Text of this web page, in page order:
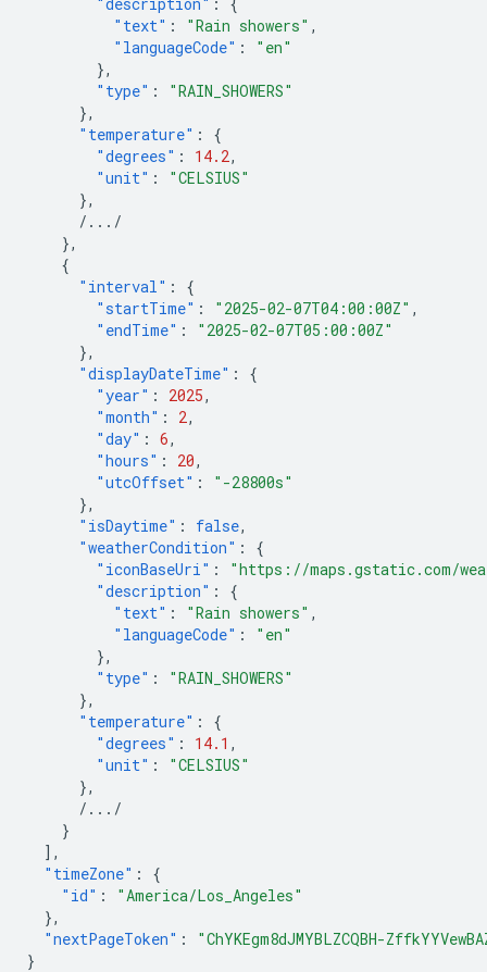
"text" : "Rain showers" ,
"languageCode" :
"en"
},
"type" :
"RAIN_SHOWERS"
},
"temperature" :
{
"degrees" : 14.2,
"unit" :
"CELSIUS"
},
/.../
},
{
"interval" :
{
"startTime" : "2025-02-07T04:00:00Z" ,
"endTime" :
"2025-02-07T05:00:00Z"
},
"displayDateTime" :
{
"year" : 2025,
"month" : 2,
"day" : 6,
"hours" : 20,
"utcOffset" :
"-28800s"
},
"isDaytime" : false,
"weatherCondition" :
{
"iconBaseUri" :
"https://maps.gstatic.com/
"description" :
{
"text" : "Rain showers" ,
"languageCode" :
"en"
},
"type" :
"RAIN_SHOWERS"
},
"temperature" :
{
"degrees" : 14.1 ,
"unit" :
"CELSIUS"
},
/.../
}
],
"timeZone" :
{
"id" :
"America/Los_Angeles"
},
"nextPageToken" :
"ChYKEgm8dJMYBLZCQBH-
}